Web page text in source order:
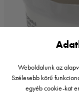
Weboldalunk az
Szélesebb körű
egyéb cookie-kat